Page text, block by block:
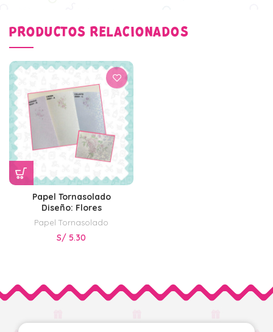
PRODUCTOS RELACIONADOS
Papel Tornasolado
Diseño: Flores
Papel Tornasolado
S/ 5.30